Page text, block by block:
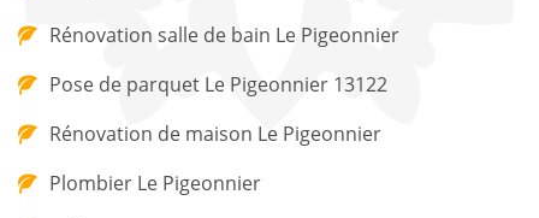
Rénovation salle de bain Le Pigeonnier
Pose de parquet Le Pigeonnier 13122
Rénovation de maison Le Pigeonnier
Plombier Le Pigeonnier